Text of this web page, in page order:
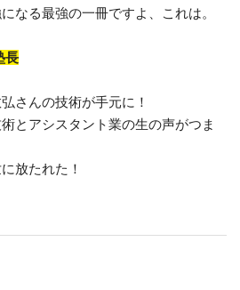
なる最強の一冊ですよ、これは。
長
さんの技術が手元に！
とアシスタント業の生の声がつま
放たれた！